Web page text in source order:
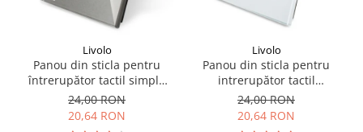
Livolo
Panou din sticla pentru
întrerupător tactil simplu
Livolo
24,00 RON
20,64 RON
Livolo
Panou din sticla pentru
intrerupător tactil
dublu,Livolo
24,00 RON
20,64 RON